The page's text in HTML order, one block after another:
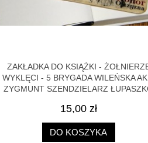
ZAKŁADKA DO KSIĄŻKI - ŻOŁNIERZE
WYKLĘCI - 5 BRYGADA WILEŃSKA AK –
ZYGMUNT SZENDZIELARZ ŁUPASZKO
15,00 zł
DO KOSZYKA